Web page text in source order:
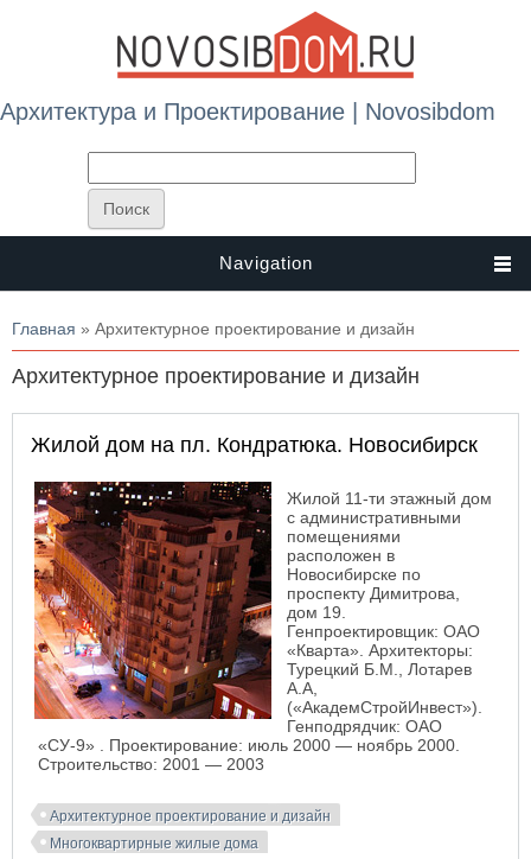
Архитектура и Проектирование | Novosibdom
Navigation
Вы здесь
Главная » Архитектурное проектирование и дизайн
Архитектурное проектирование и дизайн
Жилой дом на пл. Кондратюка. Новосибирск
Жилой 11-ти этажный дом
с административными
помещениями
расположен в
Новосибирске по
проспекту Димитрова,
дом 19.
Генпроектировщик: ОАО
«Кварта». Архитекторы:
Турецкий Б.М., Лотарев
А.А,
(«АкадемСтройИнвест»).
Генподрядчик: ОАО
«СУ-9» . Проектирование: июль 2000 — ноябрь 2000.
Строительство: 2001 — 2003
Архитектурное проектирование и дизайн
Многоквартирные жилые дома